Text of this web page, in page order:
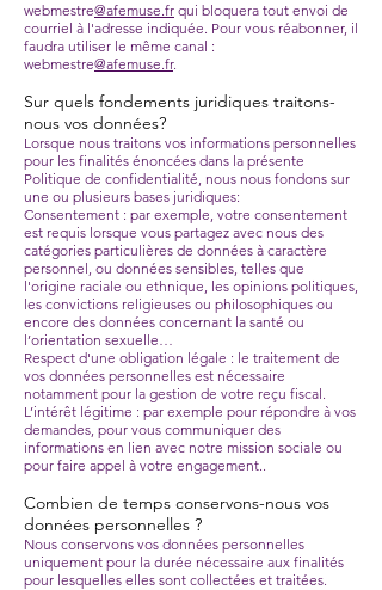
webmestre@afemuse.fr qui bloquera tout envoi de
courriel à l'adresse indiquée. Pour vous réabonner, il
faudra utiliser le même canal :
webmestre@afemuse.fr.
Sur quels fondements juridiques traitons-
nous vos données?
Lorsque nous traitons vos informations personnelles
pour les finalités énoncées dans la présente
Politique de confidentialité, nous nous fondons sur
une ou plusieurs bases juridiques:
Consentement : par exemple, votre consentement
est requis lorsque vous partagez avec nous des
catégories particulières de données à caractère
personnel, ou données sensibles, telles que
l'origine raciale ou ethnique, les opinions politiques,
les convictions religieuses ou philosophiques ou
encore des données concernant la santé ou
l’orientation sexuelle…
Respect d'une obligation légale : le traitement de
vos données personnelles est nécessaire
notamment pour la gestion de votre reçu fiscal.
L’intérêt légitime : par exemple pour répondre à vos
demandes, pour vous communiquer des
informations en lien avec notre mission sociale ou
pour faire appel à votre engagement..
Combien de temps conservons-nous vos
données personnelles ?
Nous conservons vos données personnelles
uniquement pour la durée nécessaire aux finalités
pour lesquelles elles sont collectées et traitées.